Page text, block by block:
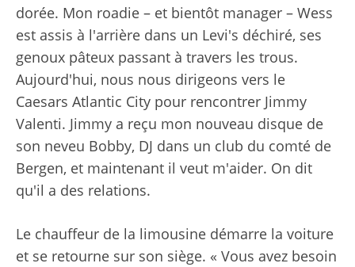
dorée. Mon roadie – et bientôt manager – Wess
est assis à l'arrière dans un Levi's déchiré, ses
genoux pâteux passant à travers les trous.
Aujourd'hui, nous nous dirigeons vers le
Caesars Atlantic City pour rencontrer Jimmy
Valenti. Jimmy a reçu mon nouveau disque de
son neveu Bobby, DJ dans un club du comté de
Bergen, et maintenant il veut m'aider. On dit
qu'il a des relations.
Le chauffeur de la limousine démarre la voiture
et se retourne sur son siège. « Vous avez besoin